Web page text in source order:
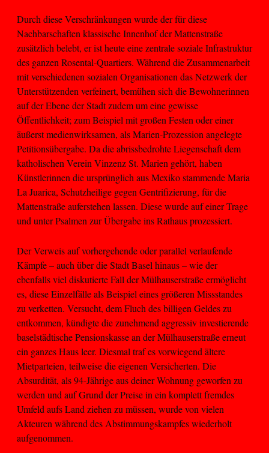
Durch diese Verschränkungen wurde der für diese
Nachbarschaften klassische Innenhof der Mattenstraße
zusätzlich belebt, er ist heute eine zentrale soziale Infrastruktur
des ganzen Rosental-Quartiers. Während die Zusammenarbeit
mit verschiedenen sozialen Organisationen das Netzwerk der
Unterstützenden verfeinert, bemühen sich die Bewohnerinnen
auf der Ebene der Stadt zudem um eine gewisse
Öffentlichkeit; zum Beispiel mit großen Festen oder einer
äußerst medienwirksamen, als Marien-Prozession angelegte
Petitionsübergabe. Da die abrissbedrohte Liegenschaft dem
katholischen Verein Vinzenz St. Marien gehört, haben
Künstlerinnen die ursprünglich aus Mexiko stammende Maria
La Juarica, Schutzheilige gegen Gentrifizierung, für die
Mattenstraße auferstehen lassen. Diese wurde auf einer Trage
und unter Psalmen zur Übergabe ins Rathaus prozessiert.
Der Verweis auf vorhergehende oder parallel verlaufende
Kämpfe – auch über die Stadt Basel hinaus – wie der
ebenfalls viel diskutierte Fall der Mülhauserstraße ermöglicht
es, diese Einzelfälle als Beispiel eines größeren Missstandes
zu verketten. Versucht, dem Fluch des billigen Geldes zu
entkommen, kündigte die zunehmend aggressiv investierende
baselstädtische Pensionskasse an der Mülhauserstraße erneut
ein ganzes Haus leer. Diesmal traf es vorwiegend ältere
Mietparteien, teilweise die eigenen Versicherten. Die
Absurdität, als 94-Jährige aus deiner Wohnung geworfen zu
werden und auf Grund der Preise in ein komplett fremdes
Umfeld aufs Land ziehen zu müssen, wurde von vielen
Akteuren während des Abstimmungskampfes wiederholt
aufgenommen.